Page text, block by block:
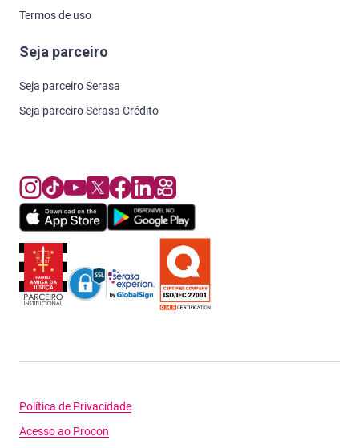
Termos de uso
Seja parceiro
Seja parceiro Serasa
Seja parceiro Serasa Crédito
Política de Privacidade
Acesso ao Procon